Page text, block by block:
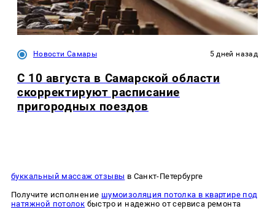
Новости Самары 5 дней назад
С 10 августа в Самарской области
скорректируют расписание
пригородных поездов
буккальный массаж отзывы в Санкт-Петербурге
Получите исполнение шумоизоляция потолка в квартире под
натяжной потолок быстро и надежно от сервиса ремонта